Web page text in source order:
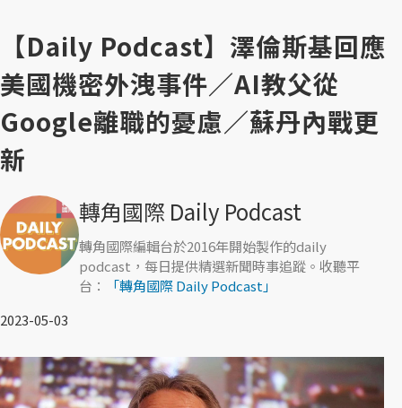
【Daily Podcast】澤倫斯基回應
美國機密外洩事件／AI教父從
Google離職的憂慮／蘇丹內戰更
新
轉角國際 Daily Podcast
轉角國際編輯台於2016年開始製作的daily
podcast，每日提供精選新聞時事追蹤。收聽平
台：
「轉角國際 Daily Podcast」
2023-05-03